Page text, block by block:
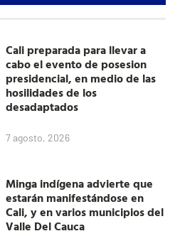
Cali preparada para llevar a
cabo el evento de posesion
presidencial, en medio de las
hosilidades de los
desadaptados
7 agosto, 2026
Minga indígena advierte que
estarán manifestándose en
Cali, y en varios municipios del
Valle Del Cauca